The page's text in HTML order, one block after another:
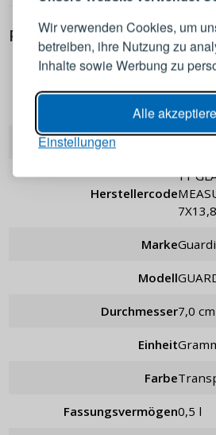
Wir verwenden Cookies, um
betreiben, ihre Nutzung zu
Inhalte sowie Werbung zu
Alle
Einstellungen
PRODUKTDETAILS
Herstellercode
11 GLASS SLY-YGP500Â
7X13,8
Marke
Modell
Durchmesser 7,0 cm
Einheit
Farbe
Fassungsvermögen 0,5 l
E-Mail-Adresse
Passwort erinnern